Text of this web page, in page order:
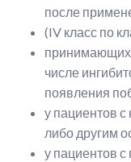
после
(IV класс по
принимающих
числе
появления
у пациентов с
либо другим
у пациентов